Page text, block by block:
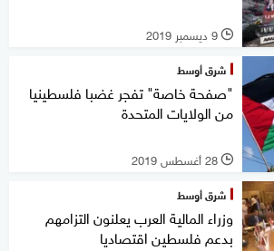
l 9 ديسمبر 2019
شرق أوسط
"صفحة خاصة" تفجر غضبا فلسطينيا
من الولايات المتحدة
l 28 أغسطس 2019
شرق أوسط
وزراء المالية العرب يعلنون التزامهم
بدعم فلسطين اقتصاديا